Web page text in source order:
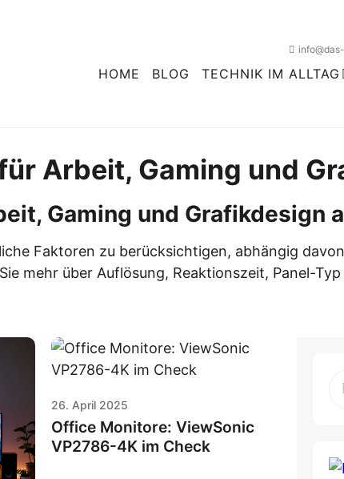
HOME BLOG TECHNIK IM ALLTAG
Alles über Smart-TVs,
Bildtechnologien und
Von Allroundern bis High-
Maschinen – Technik im Detail
Arbeit, Gaming und
Gaming und Grafikdesign
Faktoren zu berücksichtigen, abhängig
mehr über Auflösung, Reaktionszeit, Panel-
26. April 2025
Office Monitore: ViewSonic
VP2786-4K im Check